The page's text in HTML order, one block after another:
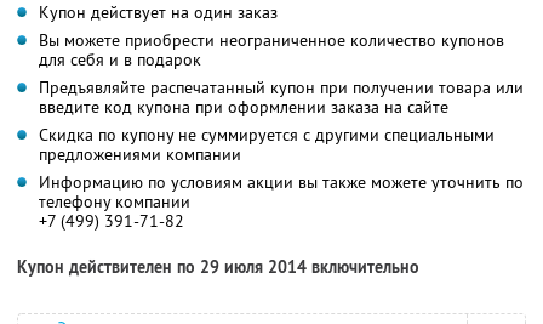
Купон действует на один заказ
Вы можете приобрести неограниченное количество купонов
для себя и в подарок
Предъявляйте распечатанный купон при получении товара или
введите код купона при оформлении заказа на сайте
Скидка по купону не суммируется с другими специальными
предложениями компании
Информацию по условиям акции вы также можете уточнить по
телефону компании
+7 (499) 391-71-82
Купон действителен по 29 июля 2014 включительно